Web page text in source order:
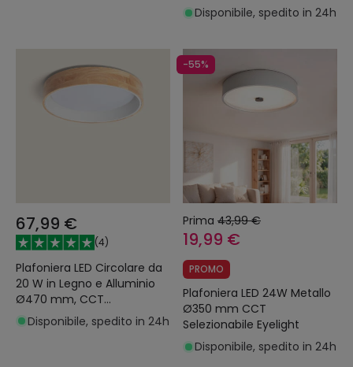
Disponibile, spedito in 24h
67,99 €
(4)
Plafoniera LED Circolare da
20 W in Legno e Alluminio
Ø470 mm, CCT
Selezionabile, Dari
Disponibile, spedito in 24h
-55%
Prima 43,99 €
19,99 €
PROMO
Plafoniera LED 24W Metallo
Ø350 mm CCT
Selezionabile Eyelight
Disponibile, spedito in 24h